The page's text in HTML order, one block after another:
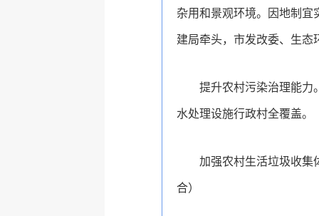
杂用和景观环境。因地制宜
建局牵头，市发改委、生态
提升农村污染治理能力
水处理设施行政村全覆盖。
加强农村生活垃圾收集
合）